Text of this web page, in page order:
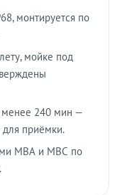
монтируется по
мойке под
менее 240 мин —
для приёмки.
МВА и МВС по